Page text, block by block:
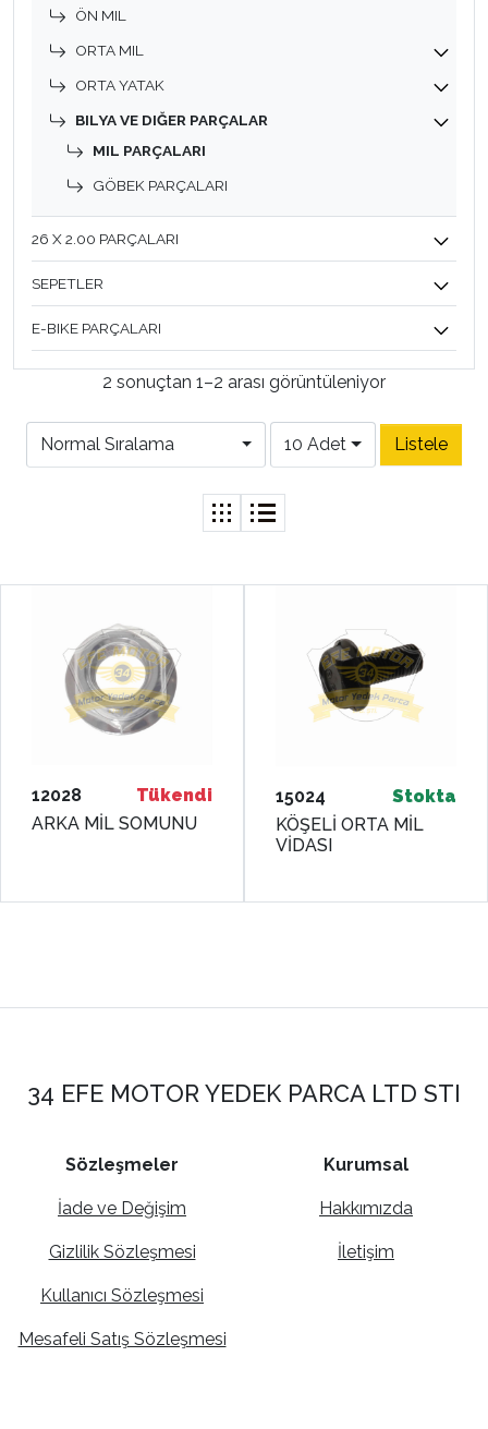
ÖN MIL
ORTA MIL
ORTA YATAK
BILYA VE DIĞER PARÇALAR
MIL PARÇALARI
GÖBEK PARÇALARI
26 X 2.00 PARÇALARI
SEPETLER
E-BIKE PARÇALARI
2 sonuçtan 1–2 arası görüntüleniyor
Normal Sıralama 10 Adet
12028
Tükendi
ARKA MİL SOMUNU
15024
Stokta
KÖŞELİ ORTA MİL
VİDASI
34 EFE MOTOR YEDEK PARCA LTD STI
Sözleşmeler
İade ve Değişim
Gizlilik Sözleşmesi
Kullanıcı Sözleşmesi
Mesafeli Satış Sözleşmesi
Kurumsal
Hakkımızda
İletişim